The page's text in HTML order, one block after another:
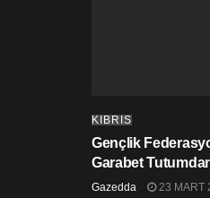
KIBRIS
Gençlik
Garabet
Gazedda 23 MART